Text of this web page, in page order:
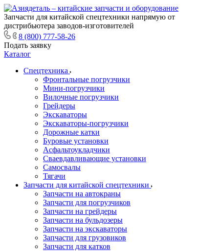
Запчасти для китайской спецтехники напрямую от
дистрибьютера заводов-изготовителей
8 (800) 777-58-26
Подать заявку
Каталог
Спецтехника
Фронтальные погрузчики
Мини-погрузчики
Вилочные погрузчики
Грейдеры
Экскаваторы
Экскаваторы-погрузчики
Дорожные катки
Буровые установки
Асфальтоукладчики
Сваевдавливающие установки
Самосвалы
Тягачи
Запчасти для китайской спецтехники
Запчасти на автокраны
Запчасти для погрузчиков
Запчасти на грейдеры
Запчасти на бульдозеры
Запчасти на экскаваторы
Запчасти для грузовиков
Запчасти для катков